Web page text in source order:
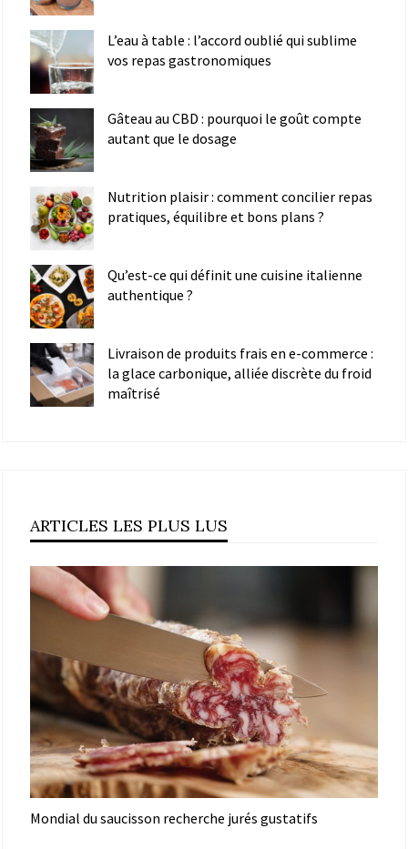
L’eau à table : l’accord oublié qui sublime
vos repas gastronomiques
Gâteau au CBD : pourquoi le goût compte
autant que le dosage
Nutrition plaisir : comment concilier repas
pratiques, équilibre et bons plans ?
Qu’est-ce qui définit une cuisine italienne
authentique ?
Livraison de produits frais en e-commerce :
la glace carbonique, alliée discrète du froid
maîtrisé
ARTICLES LES PLUS LUS
Mondial du saucisson recherche jurés gustatifs